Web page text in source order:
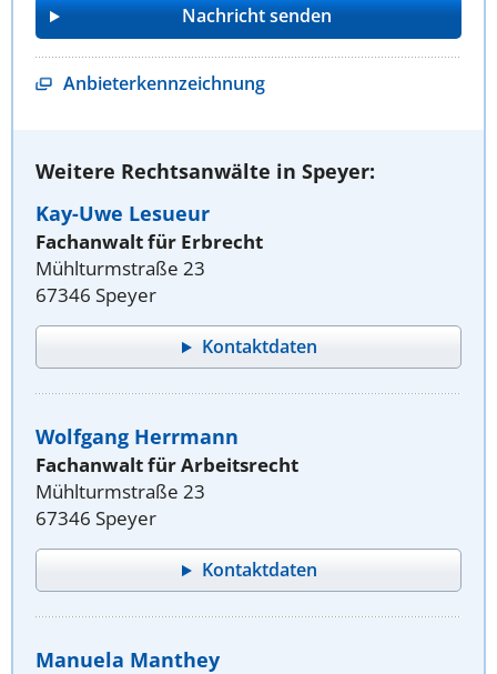
Anbieterkennzeichnung
Weitere Rechtsanwälte in Speyer:
Kay-Uwe Lesueur
Fachanwalt für Erbrecht
Mühlturmstraße 23
67346 Speyer
Kontaktdaten
Wolfgang Herrmann
Fachanwalt für Arbeitsrecht
Mühlturmstraße 23
67346 Speyer
Kontaktdaten
Manuela Manthey